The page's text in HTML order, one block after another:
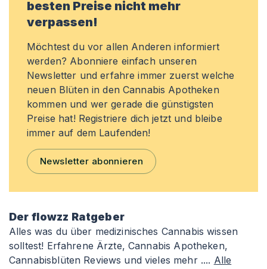
besten Preise nicht mehr
verpassen!
Möchtest du vor allen Anderen informiert
werden? Abonniere einfach unseren
Newsletter und erfahre immer zuerst welche
neuen Blüten in den Cannabis Apotheken
kommen und wer gerade die günstigsten
Preise hat! Registriere dich jetzt und bleibe
immer auf dem Laufenden!
Newsletter abonnieren
Der flowzz Ratgeber
Alles was du über medizinisches Cannabis wissen
solltest! Erfahrene Ärzte, Cannabis Apotheken,
Cannabisblüten Reviews und vieles mehr .... Alle